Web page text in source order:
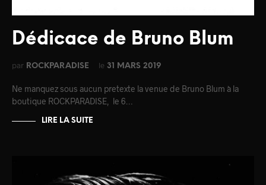
Dédicace de Bruno Blum
par ROCKPARADISE le 31 MARS 2019
Ne manquez sous aucun pretexte la venue de Bruno Blum à la
boutique ROCKPARADISE, le 6…
LIRE LA SUITE